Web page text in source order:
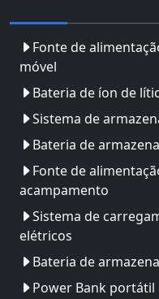
Fonte de
móvel
Bateria de íon de
Sistema de
Bateria de
Fonte de
acampamento
Sistema de
elétricos
Bateria de
Power Bank portátil